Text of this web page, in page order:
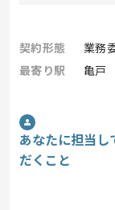
契約形態
業務
最寄り駅
亀戸
あなたに担当し
だくこと